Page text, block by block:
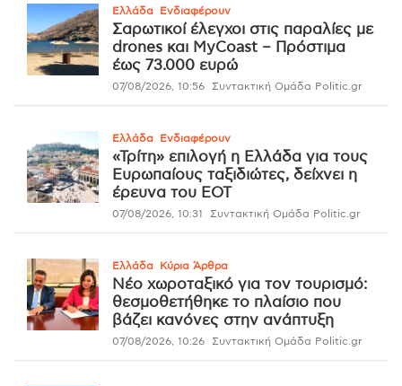
Ελλάδα Ενδιαφέρουν
Σαρωτικοί έλεγχοι στις παραλίες με
drones και MyCoast – Πρόστιμα
έως 73.000 ευρώ
07/08/2026, 10:56 Συντακτική Ομάδα Politic.gr
Ελλάδα Ενδιαφέρουν
«Τρίτη» επιλογή η Ελλάδα για τους
Ευρωπαίους ταξιδιώτες, δείχνει η
έρευνα του ΕΟΤ
07/08/2026, 10:31 Συντακτική Ομάδα Politic.gr
Ελλάδα Κύρια Άρθρα
Νέο χωροταξικό για τον τουρισμό:
θεσμοθετήθηκε το πλαίσιο που
βάζει κανόνες στην ανάπτυξη
07/08/2026, 10:26 Συντακτική Ομάδα Politic.gr